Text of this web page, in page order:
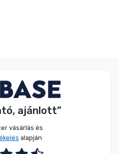
ajánlott”
vásárlás és
alapján